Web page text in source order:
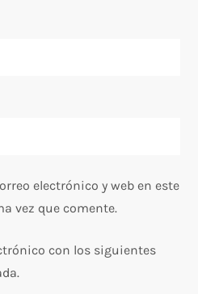
electrónico y web en este
vez que comente.
con los siguientes